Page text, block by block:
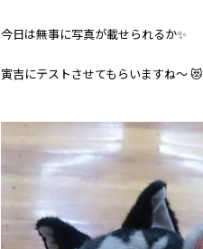
今日は無事に写真が載せられるか✨
寅吉にテストさせてもらいますね～ 😻